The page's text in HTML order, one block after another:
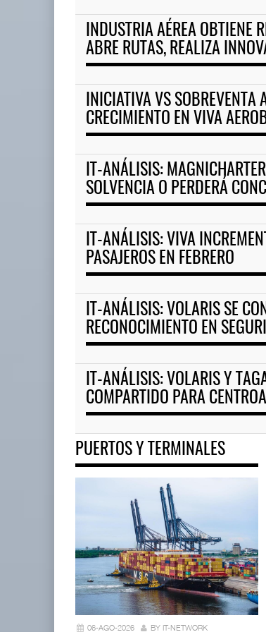
INDUSTRIA AÉREA OBTIENE
ABRE RUTAS, REALIZA
INICIATIVA VS SOBREVENTA
CRECIMIENTO EN VIVA
IT-ANÁLISIS:
SOLVENCIA O PERDERÁ
IT-ANÁLISIS: VIVA
PASAJEROS EN FEBRERO
IT-ANÁLISIS: VOLARIS SE
RECONOCIMIENTO EN
IT-ANÁLISIS: VOLARIS Y
COMPARTIDO PARA
PUERTOS Y TERMINALES
06-AGO-2026 BY IT-NETWORK
EE.UU. plantea nuevas
restricciones para trip ...
05 AGO 2026
EE.UU. plantea
05 AGO 2026